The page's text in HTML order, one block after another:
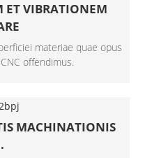
ET VIBRATIONEM
materiae quae opus
offendimus.
MACHINATIONIS